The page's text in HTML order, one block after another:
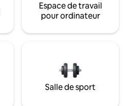
Espace de travail
pour ordinateur
Salle de sport